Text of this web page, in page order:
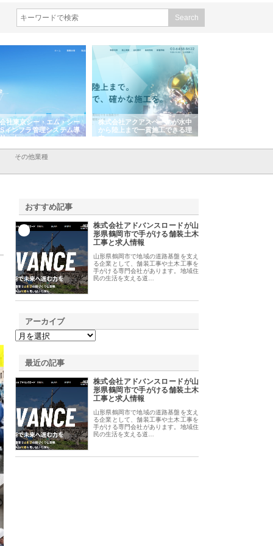
社アクアスペースが水中
上まで一貫施工できる理
株式会社地盤調査事務所が選ば
れ続ける理由と建設コンサルの
強み
その他業種
おすすめ記事
株式会社アドバンスロードが山
形県鶴岡市で手がける舗装土木
工事と求人情報
山形県鶴岡市で地域の道路基盤を支え
る企業として、舗装工事や土木工事を
手がける専門会社があります。地域住
民の生活を支える道…
アーカイブ
最近の記事
株式会社アドバンスロードが山
形県鶴岡市で手がける舗装土木
工事と求人情報
山形県鶴岡市で地域の道路基盤を支え
る企業として、舗装工事や土木工事を
手がける専門会社があります。地域住
民の生活を支える道…